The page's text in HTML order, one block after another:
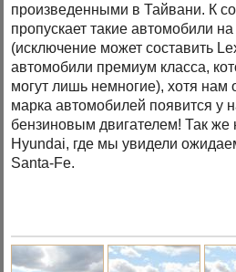
произведенными в Тайвани. К
пропускает такие автомобили
(исключение может составить
автомобили премиум класса,
могут лишь немногие), хотя нам
марка автомобилей появится у
бензиновым двигателем! Так же
Hyundai, где мы увидели
Santa-Fe.